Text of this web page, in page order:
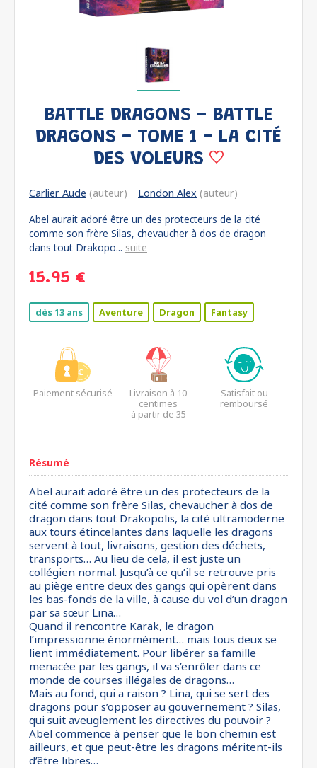
BATTLE DRAGONS - BATTLE
DRAGONS - TOME 1 - LA CITÉ
DES VOLEURS
Carlier Aude (auteur) London Alex (auteur)
Abel aurait adoré être un des protecteurs de la cité
comme son frère Silas, chevaucher à dos de dragon
dans tout Drakopo... suite
15.95 €
dès 13 ans Aventure Dragon Fantasy
Paiement sécurisé
Livraison à 10
centimes
à partir de 35
Satisfait ou
remboursé
Résumé
Abel aurait adoré être un des protecteurs de la
cité comme son frère Silas, chevaucher à dos de
dragon dans tout Drakopolis, la cité ultramoderne
aux tours étincelantes dans laquelle les dragons
servent à tout, livraisons, gestion des déchets,
transports… Au lieu de cela, il est juste un
collégien normal. Jusqu’à ce qu’il se retrouve pris
au piège entre deux des gangs qui opèrent dans
les bas-fonds de la ville, à cause du vol d’un dragon
par sa sœur Lina…
Quand il rencontre Karak, le dragon
l’impressionne énormément… mais tous deux se
lient immédiatement. Pour libérer sa famille
menacée par les gangs, il va s’enrôler dans ce
monde de courses illégales de dragons…
Mais au fond, qui a raison ? Lina, qui se sert des
dragons pour s’opposer au gouvernement ? Silas,
qui suit aveuglement les directives du pouvoir ?
Abel commence à penser que le bon chemin est
ailleurs, et que peut-être les dragons méritent-ils
d’être libres…